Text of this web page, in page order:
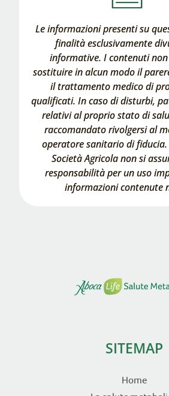
Le informazioni presenti su
finalità esclusivamente
informative. I contenuti
sostituire in alcun modo il
il trattamento medico di
qualificati. In caso di disturbi,
relativi al proprio stato di
raccomandato rivolgersi al
operatore sanitario di fiducia.
Società Agricola non si
responsabilità per un uso
informazioni contenute
SITEMAP
Home